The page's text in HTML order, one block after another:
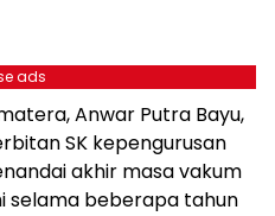
ads
Anwar Putra Bayu,
SK kepengurusan
akhir masa vakum
selama beberapa tahun